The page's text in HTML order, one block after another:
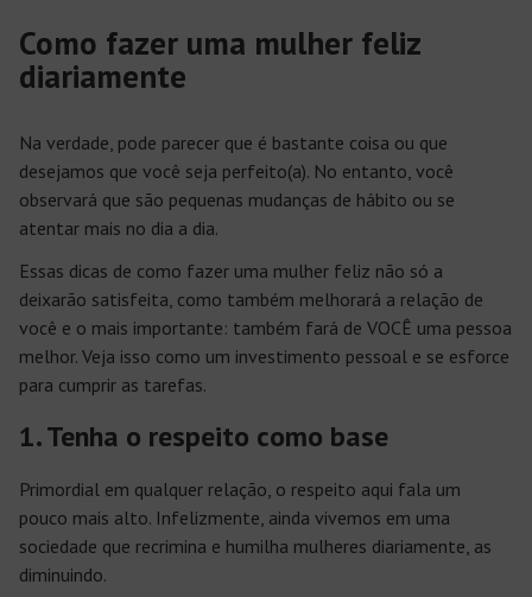
Como fazer uma mulher feliz
diariamente
Na verdade, pode parecer que é bastante coisa ou que
desejamos que você seja perfeito(a). No entanto, você
observará que são pequenas mudanças de hábito ou se
atentar mais no dia a dia.
Essas dicas de como fazer uma mulher feliz não só a
deixarão satisfeita, como também melhorará a relação de
você e o mais importante: também fará de VOCÊ uma pessoa
melhor. Veja isso como um investimento pessoal e se esforce
para cumprir as tarefas.
1. Tenha o respeito como base
Primordial em qualquer relação, o respeito aqui fala um
pouco mais alto. Infelizmente, ainda vivemos em uma
sociedade que recrimina e humilha mulheres diariamente, as
diminuindo.